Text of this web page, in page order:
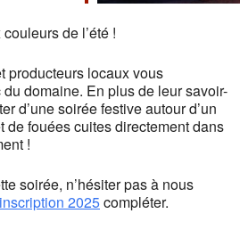
de l’été !
producteurs locaux vous
domaine. En plus de leur savoir-
d’une soirée festive autour d’un
de fouées cuites directement dans
!
soirée, n’hésiter pas à nous
2025compléter.